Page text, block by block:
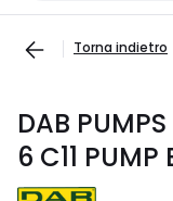
Torna indietro
DAB
6 C11